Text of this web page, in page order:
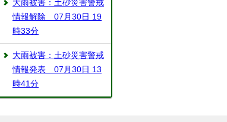
大雨被害：土砂災害警戒
情報解除 07月30日 19
時33分
大雨被害：土砂災害警戒
情報発表 07月30日 13
時41分